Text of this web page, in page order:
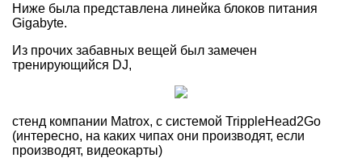
Ниже была представлена линейка блоков питания
Gigabyte.
Из прочих забавных вещей был замечен
тренирующийся DJ,
стенд компании Matrox, с системой TrippleHead2Go
(интересно, на каких чипах они производят, если
производят, видеокарты)